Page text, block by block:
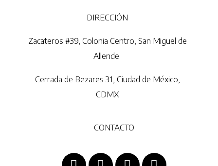
DIRECCIÓN
Zacateros #39, Colonia Centro, San Miguel de
Allende
Cerrada de Bezares 31, Ciudad de México,
CDMX
CONTACTO